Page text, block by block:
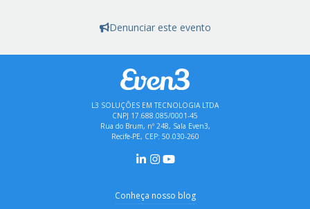
Denunciar este evento
L3 SOLUÇÕES EM TECNOLOGIA LTDA
CNPJ 17.688.085/0001-45
Rua do Brum, nº 248, Sala Even3,
Recife-PE, CEP: 50.030-260
Conheça nosso blog